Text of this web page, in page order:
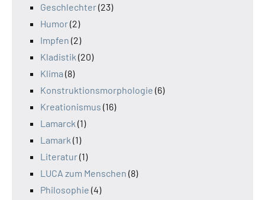
Geschlechter(23)
Humor(2)
Impfen (2)
Kladistik (20)
Klima (8)
Konstruktionsmorphologie (6)
Kreationismus (16)
Lamarck (1)
Lamark (1)
Literatur(1)
LUCA zum Menschen (8)
Philosophie (4)